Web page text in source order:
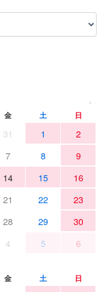
›
金 土 日
31 1
2
7 8
9
14 15
16
21 22
23
28 29
30
4 5 6
金 土 日